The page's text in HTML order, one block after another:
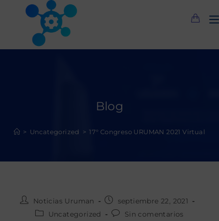
Blog
> Uncategorized > 17° Congreso URUMAN 2021 Virtual
Noticias Uruman
septiembre 22, 2021
Uncategorized
Sin comentarios